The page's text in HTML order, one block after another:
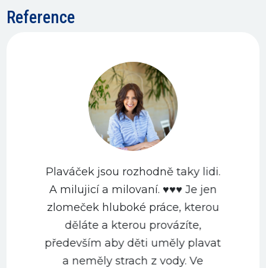
Reference
Plaváček jsou rozhodně taky lidi.
A milujicí a milovaní. ♥️♥️♥️ Je jen
zlomeček hluboké práce, kterou
děláte a kterou provázíte,
především aby děti uměly plavat
a neměly strach z vody. Ve